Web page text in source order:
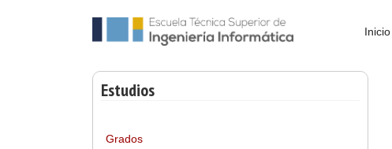
Inicio
Estudios
Grados